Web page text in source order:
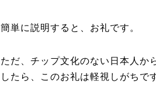
簡単に説明すると、お礼です。
ただ、チップ文化のない日本人か
したら、このお礼は軽視しがちで